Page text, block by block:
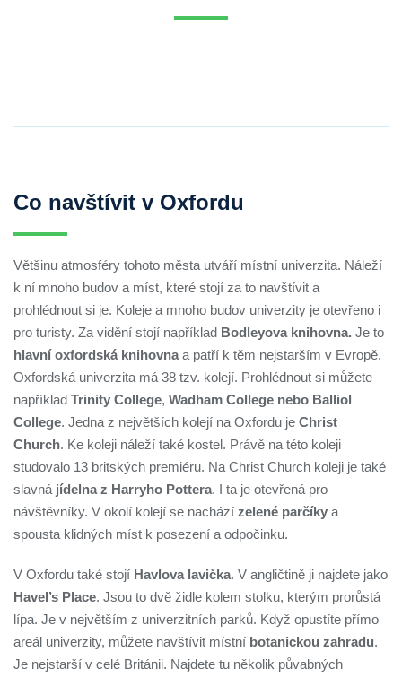
Co navštívit v Oxfordu
Většinu atmosféry tohoto města utváří místní univerzita. Náleží
k ní mnoho budov a míst, které stojí za to navštívit a
prohlédnout si je. Koleje a mnoho budov univerzity je otevřeno i
pro turisty. Za vidění stojí například Bodleyova knihovna. Je to
hlavní oxfordská knihovna a patří k těm nejstarším v Evropě.
Oxfordská univerzita má 38 tzv. kolejí. Prohlédnout si můžete
například Trinity College, Wadham College nebo Balliol
College. Jedna z největších kolejí na Oxfordu je Christ
Church. Ke koleji náleží také kostel. Právě na této koleji
studovalo 13 britských premiéru. Na Christ Church koleji je také
slavná jídelna z Harryho Pottera. I ta je otevřená pro
návštěvníky. V okolí kolejí se nachází zelené parčíky a
spousta klidných míst k posezení a odpočinku.
V Oxfordu také stojí Havlova lavička. V angličtině ji najdete jako
Havel’s Place. Jsou to dvě židle kolem stolku, kterým prorůstá
lípa. Je v největším z univerzitních parků. Když opustíte přímo
areál univerzity, můžete navštívit místní botanickou zahradu.
Je nejstarší v celé Británii. Najdete tu několik půvabných